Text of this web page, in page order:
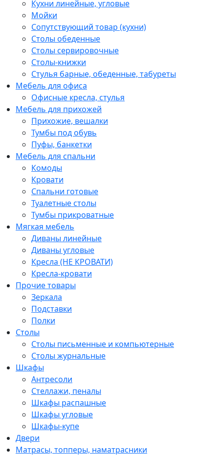
Кухни линейные, угловые
Мойки
Сопутствующий товар (кухни)
Столы обеденные
Столы сервировочные
Столы-книжки
Стулья барные, обеденные, табуреты
Мебель для офиса
Офисные кресла, стулья
Мебель для прихожей
Прихожие, вешалки
Тумбы под обувь
Пуфы, банкетки
Мебель для спальни
Комоды
Кровати
Спальни готовые
Туалетные столы
Тумбы прикроватные
Мягкая мебель
Диваны линейные
Диваны угловые
Кресла (НЕ КРОВАТИ)
Кресла-кровати
Прочие товары
Зеркала
Подставки
Полки
Столы
Столы письменные и компьютерные
Столы журнальные
Шкафы
Антресоли
Стеллажи, пеналы
Шкафы распашные
Шкафы угловые
Шкафы-купе
Двери
Матрасы, топперы, наматрасники